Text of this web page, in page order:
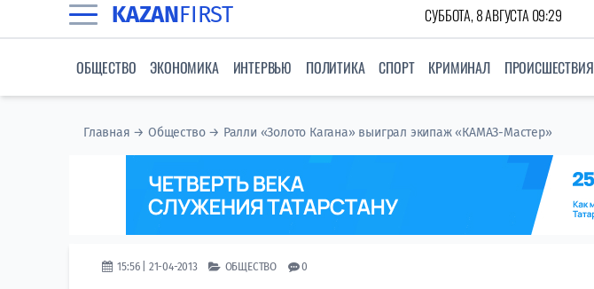
KAZANFIRST СУББОТА, 8 АВГУСТА 09:29
ОБЩЕСТВО ЭКОНОМИКА ИНТЕРВЬЮ ПОЛИТИКА СПОРТ КРИМИНАЛ ПРОИСШЕСТВИЯ
Главная →Общество→ Ралли «Золото Кагана» выиграл экипаж «КАМАЗ-Мастер»
15:56 | 21-04-2013 ОБЩЕСТВО 0